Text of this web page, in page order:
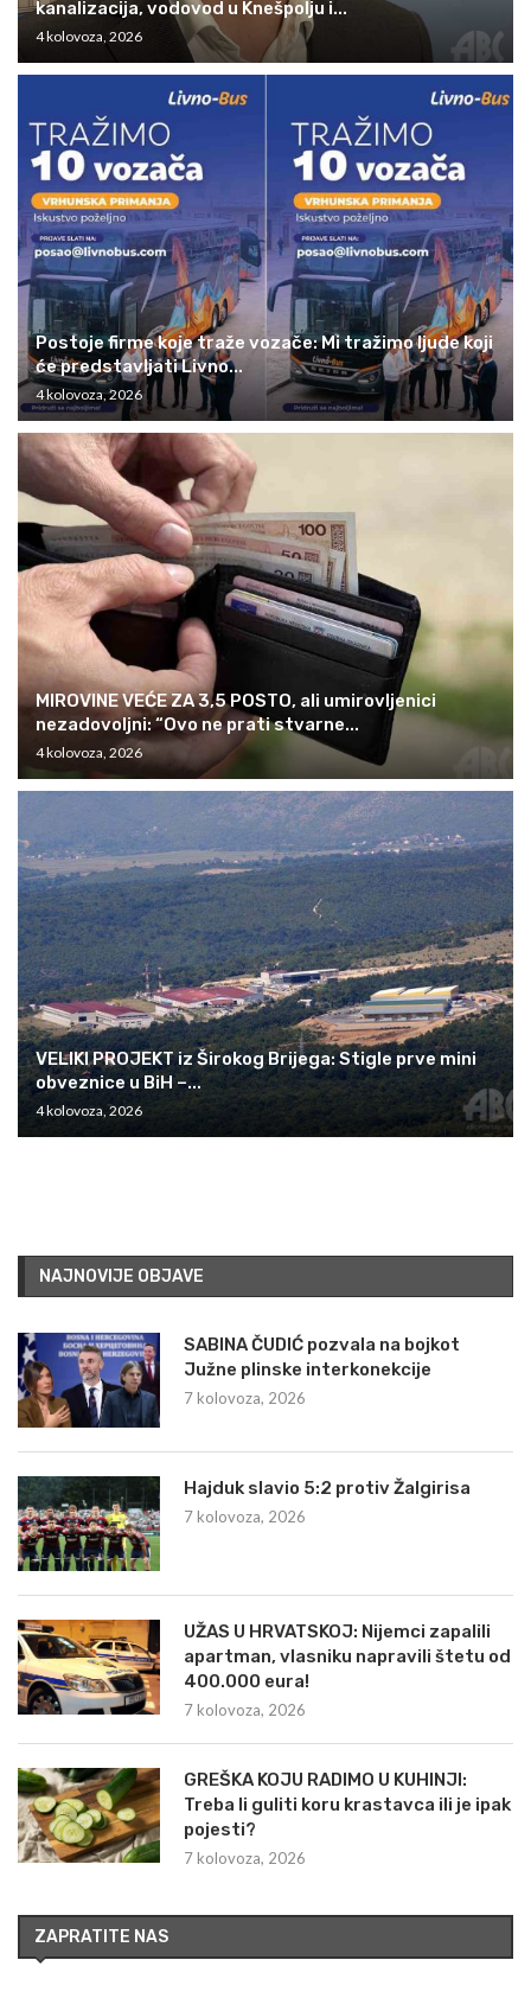
kanalizacija, vodovod u Knešpolju i...
4 kolovoza, 2026
Postoje firme koje traže vozače: Mi tražimo ljude koji
će predstavljati Livno...
4 kolovoza, 2026
MIROVINE VEĆE ZA 3,5 POSTO, ali umirovljenici
nezadovoljni: “Ovo ne prati stvarne...
4 kolovoza, 2026
VELIKI PROJEKT iz Širokog Brijega: Stigle prve mini
obveznice u BiH –...
4 kolovoza, 2026
NAJNOVIJE OBJAVE
SABINA ČUDIĆ pozvala na bojkot
Južne plinske interkonekcije
7 kolovoza, 2026
Hajduk slavio 5:2 protiv Žalgirisa
7 kolovoza, 2026
UŽAS U HRVATSKOJ: Nijemci zapalili
apartman, vlasniku napravili štetu od
400.000 eura!
7 kolovoza, 2026
GREŠKA KOJU RADIMO U KUHINJI:
Treba li guliti koru krastavca ili je ipak
pojesti?
7 kolovoza, 2026
ZAPRATITE NAS